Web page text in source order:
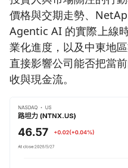
價格與交期走勢、
Agentic AI 的實際上線
業化進度，以及中東地
直接影響公司能否把當
收與現金流。